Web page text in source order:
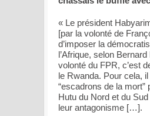
« Le président
[par la volonté de
d’imposer la
l’Afrique, selon Bernard
volonté du FPR, c’est
le Rwanda. Pour cela,
“escadrons de la mort”
Hutu du Nord et du
leur antagonisme […].